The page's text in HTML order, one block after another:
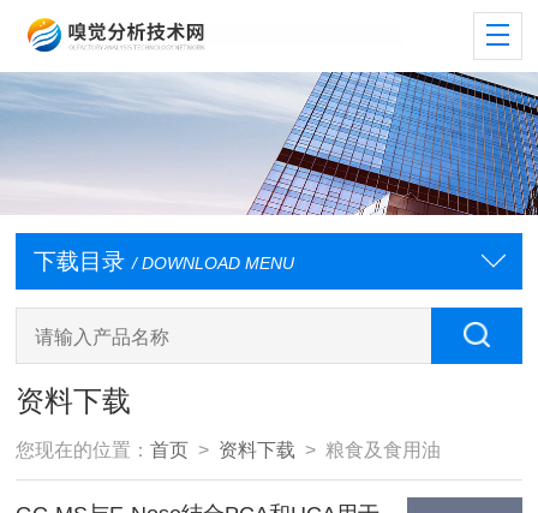
下载目录 / DOWNLOAD MENU
资料下载
您现在的位置：首页 > 资料下载 > 粮食及食用油